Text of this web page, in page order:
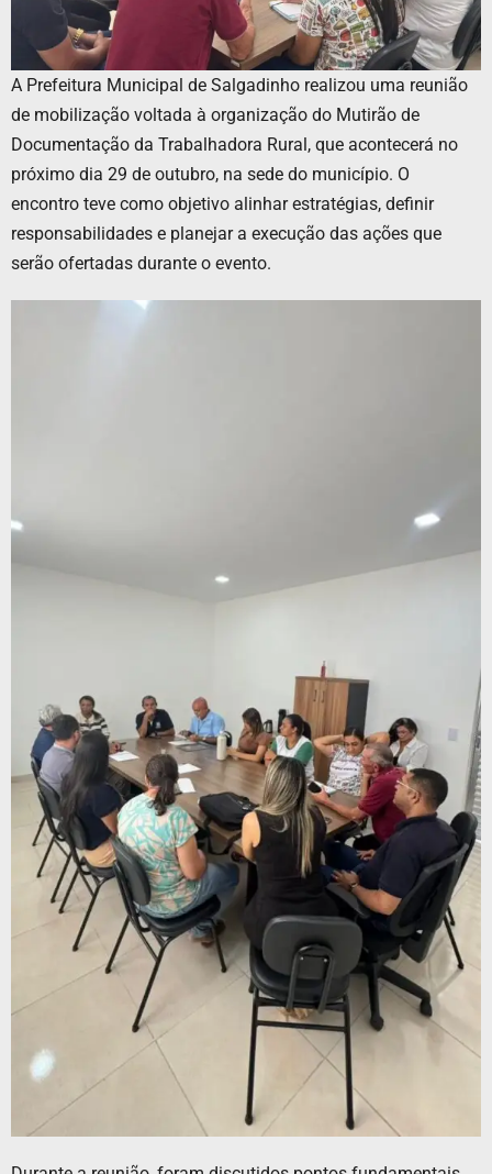
A Prefeitura Municipal de Salgadinho realizou uma reunião
de mobilização voltada à organização do Mutirão de
Documentação da Trabalhadora Rural, que acontecerá no
próximo dia 29 de outubro, na sede do município. O
encontro teve como objetivo alinhar estratégias, definir
responsabilidades e planejar a execução das ações que
serão ofertadas durante o evento.